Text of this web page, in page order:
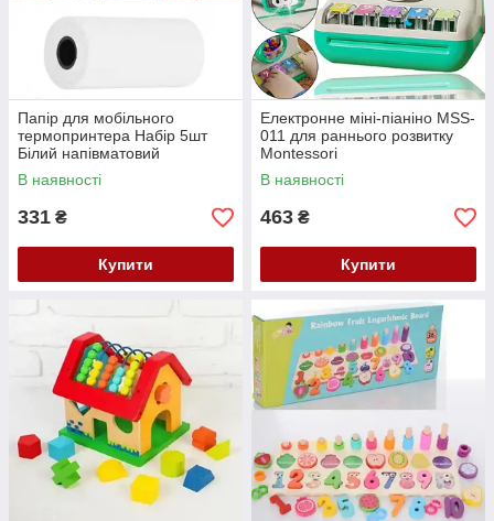
Папір для мобільного
термопринтера Набір 5шт
Білий напівматовий
термопапір для дитячого міні
принтера 5.7х3см
В наявності
331 ₴
Купити
Електронне міні-піаніно MSS-
011 для раннього розвитку
Montessori
В наявності
463 ₴
Купити